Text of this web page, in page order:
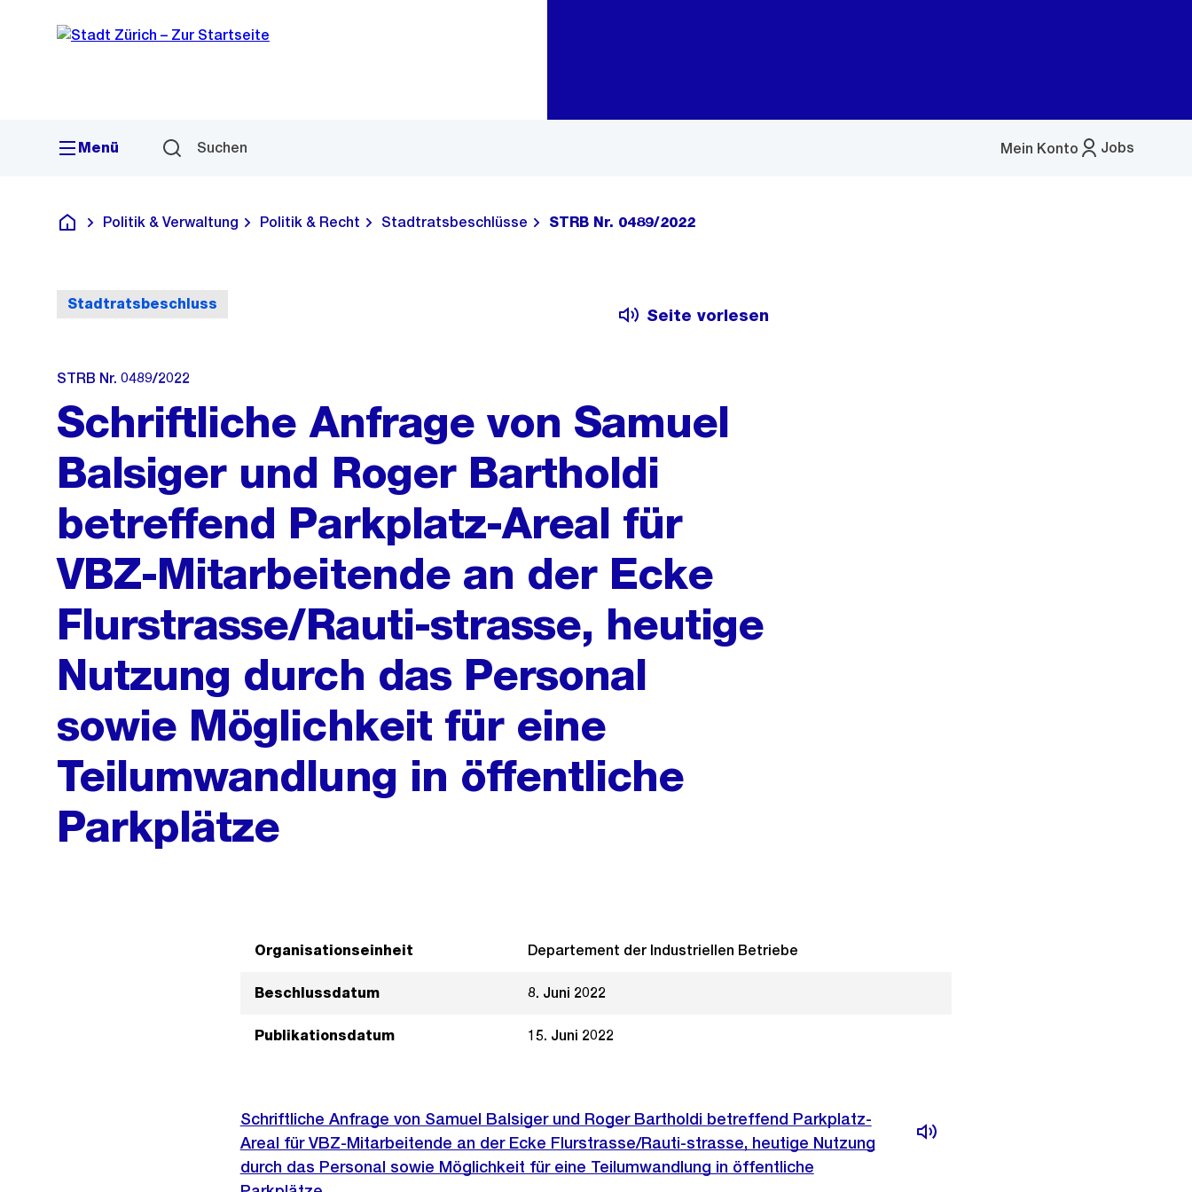
Navigation
Sprunglink
Menü Suchen Jobs
Mein Konto
Menü
Deutsch
Politik & Verwaltung Politik & Recht Stadtratsbeschlüsse STRB Nr. 0489/2022
Stadtratsbeschluss
Seite vorlesen
STRB Nr. 0489/2022
Schriftliche Anfrage von Samuel
Balsiger und Roger Bartholdi
betreffend Parkplatz-Areal für
VBZ-Mitarbeitende an der Ecke
Flurstrasse/Rauti-strasse, heutige
Nutzung durch das Personal
sowie Möglichkeit für eine
Teilumwandlung in öffentliche
Parkplätze
Organisationseinheit Departement der Industriellen Betriebe
Beschlussdatum 8. Juni 2022
Publikationsdatum 15. Juni 2022
Schriftliche Anfrage von Samuel Balsiger und Roger Bartholdi betreffend Parkplatz-
Areal für VBZ-Mitarbeitende an der Ecke Flurstrasse/Rauti-strasse, heutige Nutzung
durch das Personal sowie Möglichkeit für eine Teilumwandlung in öffentliche